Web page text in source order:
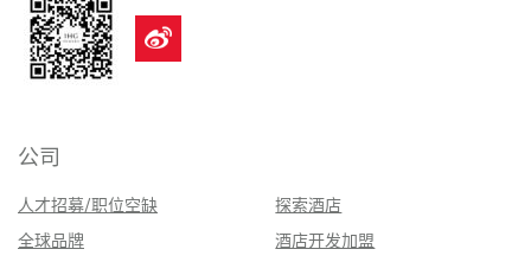
公司
人才招募/职位空缺
探索酒店
全球品牌
酒店开发加盟